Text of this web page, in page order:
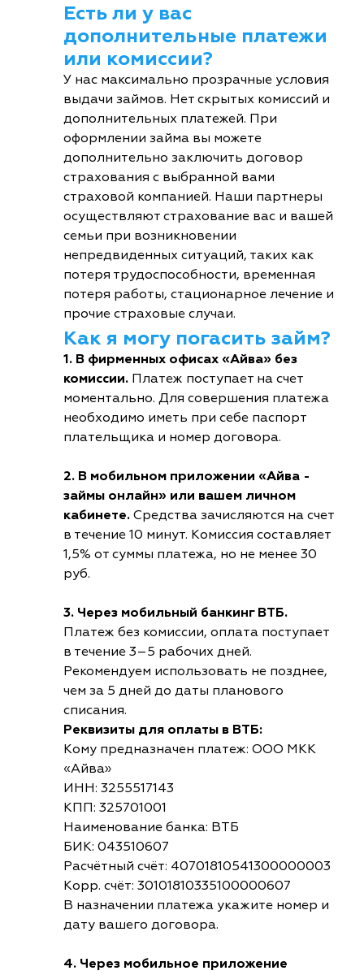
Есть ли у вас
дополнительные платежи
или комиссии?
У нас максимально прозрачные условия
выдачи займов. Нет скрытых комиссий и
дополнительных платежей. При
оформлении займа вы можете
дополнительно заключить договор
страхования с выбранной вами
страховой компанией. Наши партнеры
осуществляют страхование вас и вашей
семьи при возникновении
непредвиденных ситуаций, таких как
потеря трудоспособности, временная
потеря работы, стационарное лечение и
прочие страховые случаи.
Как я могу погасить займ?
1. В фирменных офисах «Айва» без
комиссии. Платеж поступает на счет
моментально. Для совершения платежа
необходимо иметь при себе паспорт
плательщика и номер договора.
2. В мобильном приложении «Айва -
займы онлайн» или вашем личном
кабинете. Средства зачисляются на счет
в течение 10 минут. Комиссия составляет
1,5% от суммы платежа, но не менее 30
руб.
3. Через мобильный банкинг ВТБ.
Платеж без комиссии, оплата поступает
в течение 3–5 рабочих дней.
Рекомендуем использовать не позднее,
чем за 5 дней до даты планового
списания.
Реквизиты для оплаты в ВТБ:
Кому предназначен платеж: ООО МКК
«Айва»
ИНН: 3255517143
КПП: 325701001
Наименование банка: ВТБ
БИК: 043510607
Расчётный счёт: 40701810541300000003
Корр. счёт: 30101810335100000607
В назначении платежа укажите номер и
дату вашего договора.
4. Через мобильное приложение